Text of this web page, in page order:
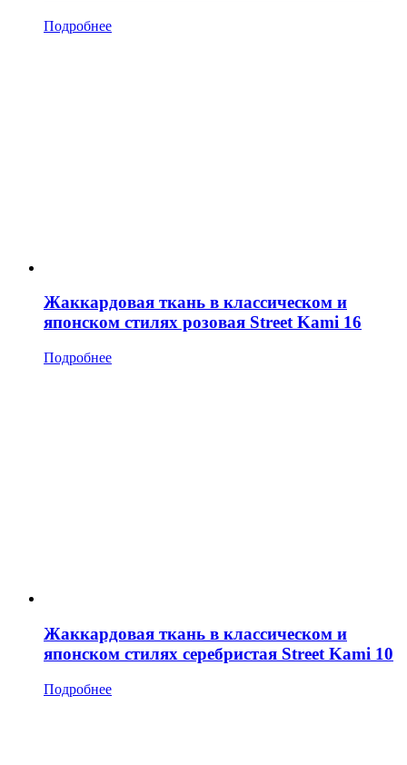
Подробнее
Жаккардовая ткань в классическом и
японском стилях розовая Street Kami 16
Подробнее
Жаккардовая ткань в классическом и
японском стилях серебристая Street Kami 10
Подробнее